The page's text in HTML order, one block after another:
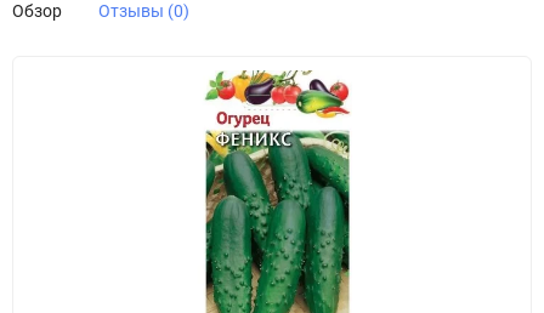
Обзор Отзывы (0)